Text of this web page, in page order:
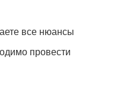
все нюансы
провести